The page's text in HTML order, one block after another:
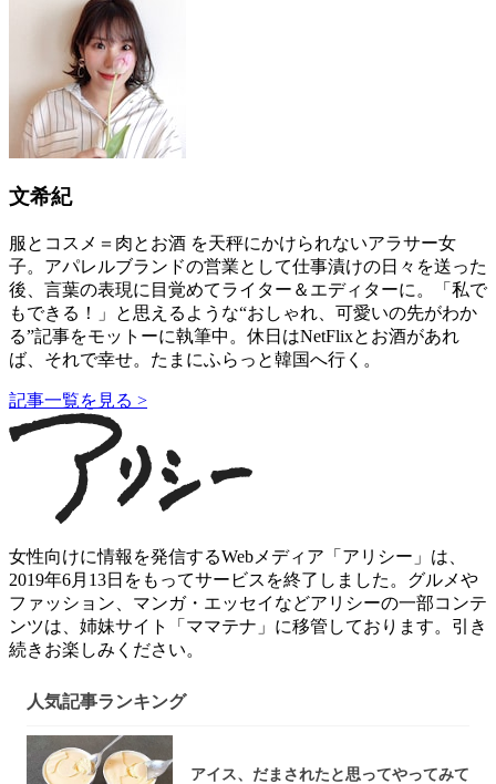
文希紀
服とコスメ＝肉とお酒 を天秤にかけられないアラサー女
子。アパレルブランドの営業として仕事漬けの日々を送った
後、言葉の表現に目覚めてライター＆エディターに。「私で
もできる！」と思えるような“おしゃれ、可愛いの先がわか
る”記事をモットーに執筆中。休日はNetFlixとお酒があれ
ば、それで幸せ。たまにふらっと韓国へ行く。
記事一覧を見る >
女性向けに情報を発信するWebメディア「アリシー」は、
2019年6月13日をもってサービスを終了しました。グルメや
ファッション、マンガ・エッセイなどアリシーの一部コンテ
ンツは、姉妹サイト「ママテナ」に移管しております。引き
続きお楽しみください。
人気記事ランキング
アイス、だまされたと思ってやってみて